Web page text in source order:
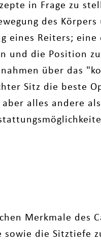
in Frage zu
des
eines Reiters; eine
und die Position
über das
Sitz die beste
alles andere
Merkmale des
die Sitztiefe